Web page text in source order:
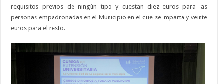
requisitos previos de ningún tipo y cuestan diez euros para las
personas empadronadas en el Municipio en el que se imparta y veinte
euros para el resto.